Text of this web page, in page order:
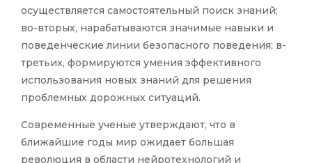
осуществляется самостоятельный поиск знаний;
во-вторых, нарабатываются значимые навыки и
поведенческие линии безопасного поведения; в-
третьих, формируются умения эффективного
использования новых знаний для решения
проблемных дорожных ситуаций.
Современные ученые утверждают, что в
ближайшие годы мир ожидает большая
революция в области нeйpoтexнoлoгий и